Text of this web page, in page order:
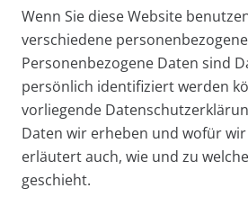
Wenn Sie diese Website
verschiedene
Personenbezogene Daten sind
persönlich identifiziert werden
vorliegende
Daten wir erheben und wofür
erläutert auch, wie und zu
geschieht.